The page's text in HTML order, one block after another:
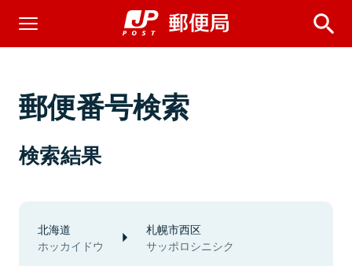
郵便番号検索
検索結果
北海道
ホッカイドウ
札幌市西区
サッポロシニシク